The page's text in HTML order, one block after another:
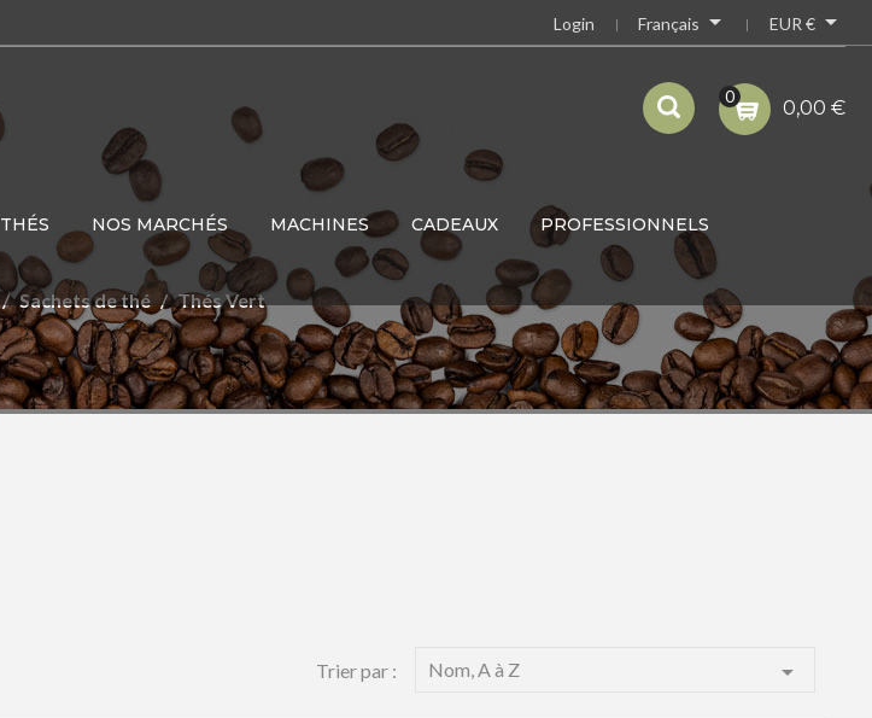
EUR € 
Français 
Login
0 0,00 €
THÉS NOS MARCHÉS MACHINES CADEAUX PROFESSIONNELS
Sachets de thé Thés Vert
Trier par : Nom, A à Z 